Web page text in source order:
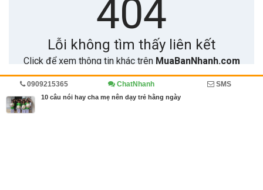
Trang chủ Diễn đàn
0909215365 ChatNhanh SMS
10 câu nói hay cha mẹ nên dạy trẻ hằng ngày